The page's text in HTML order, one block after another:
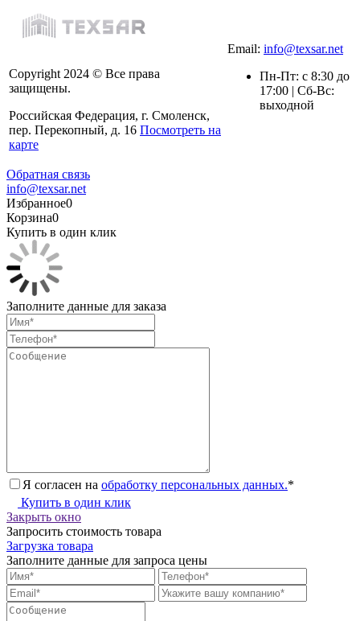
Copyright 2024 © Все права
защищены.
Российская Федерация, г. Смоленск,
пер. Перекопный, д. 16 Посмотреть на
карте
Email: info@texsar.net
Пн-Пт: с 8:30 до
17:00 | Сб-Вс:
выходной
Обратная связь
info@texsar.net
Избранное0
Корзина0
Купить в один клик
Заполните данные для заказа
Я согласен на обработку персональных данных.*
Купить в один клик
Закрыть окно
Запросить стоимость товара
Загрузка товара
Заполните данные для запроса цены